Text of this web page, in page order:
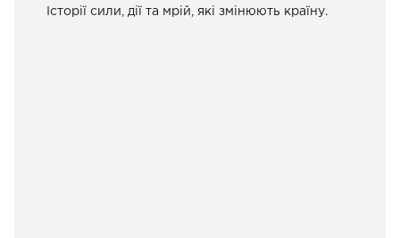
Історії сили, дії та мрій, які змінюють країну.